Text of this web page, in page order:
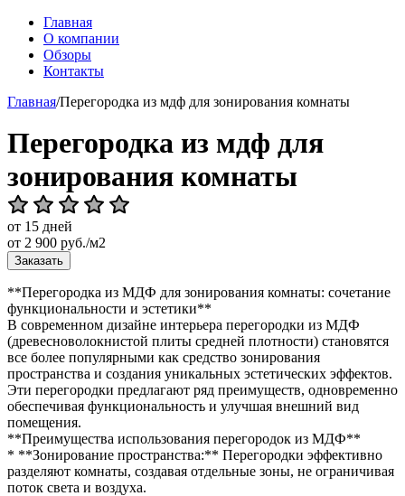
Главная
О компании
Обзоры
Контакты
Главная/Перегородка из мдф для зонирования комнаты
Перегородка из мдф для
зонирования комнаты
от 15 дней
от 2 900 руб./м2
Заказать
**Перегородка из МДФ для зонирования комнаты: сочетание
функциональности и эстетики**
В современном дизайне интерьера перегородки из МДФ
(древесноволокнистой плиты средней плотности) становятся
все более популярными как средство зонирования
пространства и создания уникальных эстетических эффектов.
Эти перегородки предлагают ряд преимуществ, одновременно
обеспечивая функциональность и улучшая внешний вид
помещения.
**Преимущества использования перегородок из МДФ**
* **Зонирование пространства:** Перегородки эффективно
разделяют комнаты, создавая отдельные зоны, не ограничивая
поток света и воздуха.